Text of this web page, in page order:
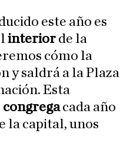
este año es
interior de la
cómo la
y saldrá a la Plaza
Esta
congregacada año
la capital, unos